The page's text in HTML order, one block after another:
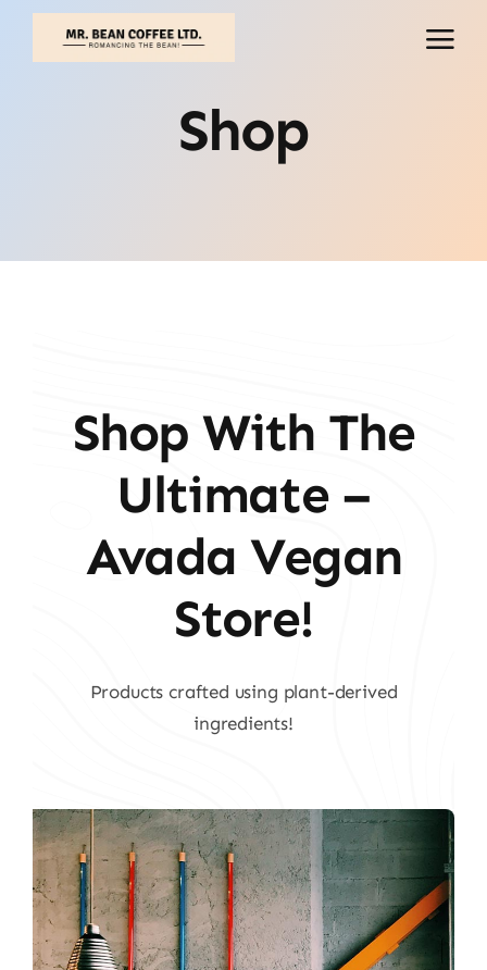
İçeriğe
Shop
Shop With The
Ultimate –
Avada Vegan
Store!
Products crafted using plant-derived
ingredients!